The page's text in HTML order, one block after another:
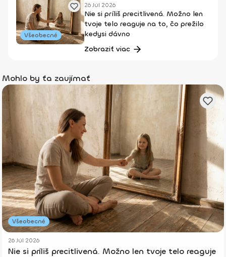
Všeobecné
26 Júl 2026
Nie si príliš precitlivená. Možno len
tvoje telo reaguje na to, čo prežilo
kedysi dávno
Zobraziť viac
Mohlo by ťa zaujímať
Všeobecné
26 Júl 2026
Nie si príliš precitlivená. Možno len tvoje telo reaguje